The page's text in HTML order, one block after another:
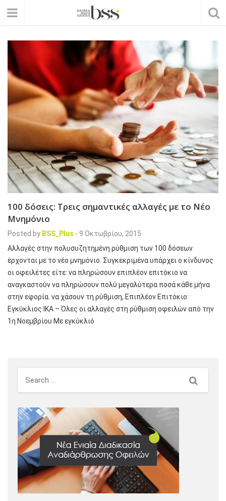
100 δόσεις: Τρεις σημαντικές αλλαγές με το Νέο
Μνημόνιο
Posted by BSS_Plus - 9 Οκτωβρίου, 2015
Αλλαγές στην πολυσυζητημένη ρύθμιση των 100 δόσεων
έρχονται με το νέο μνημόνιο. Συγκεκριμένα υπάρχει ο κίνδυνος
οι οφειλέτες είτε: να πληρώσουν επιπλέον επιτόκιο να
αναγκαστούν να πληρώσουν πολύ μεγαλύτερα ποσά κάθε μήνα
στην εφορία. να χάσουν τη ρύθμιση, Επιπλέον Επιτόκιο:
Εγκύκλιος ΙΚΑ – Όλες οι αλλαγές στη ρύθμιση οφειλών από την
1η Νοεμβρίου Με εγκύκλιό
Search